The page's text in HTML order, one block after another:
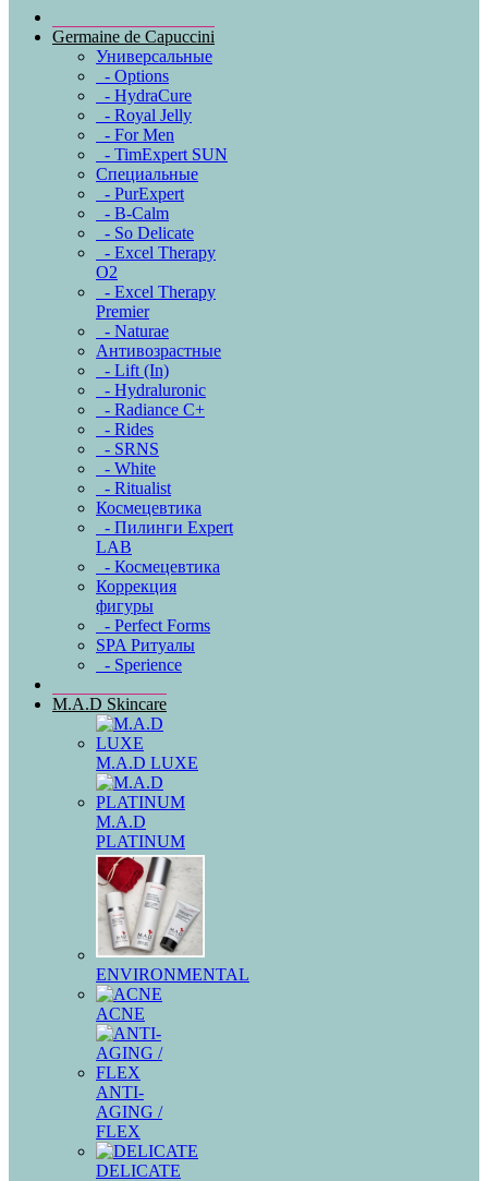
Germaine de Capuccini
Универсальные
- Options
- HydraCure
- Royal Jelly
- For Men
- TimExpert SUN
Специальные
- PurExpert
- B-Calm
- So Delicate
- Excel Therapy
O2
- Excel Therapy
Premier
- Naturae
Антивозрастные
- Lift (In)
- Hydraluronic
- Radiance C+
- Rides
- SRNS
- White
- Ritualist
Космецевтика
- Пилинги Expert
LAB
- Космецевтика
Коррекция
фигуры
- Perfect Forms
SPA Ритуалы
- Sperience
M.A.D Skincare
M.A.D LUXE
M.A.D
PLATINUM
ENVIRONMENTAL
ACNE
ANTI-
AGING /
FLEX
DELICATE